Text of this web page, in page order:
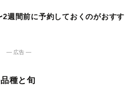
週間前に予約しておくのがおすす
― 広告 ―
種と旬